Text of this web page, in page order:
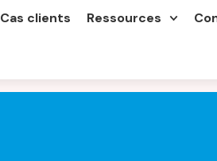
Cas clients Ressources